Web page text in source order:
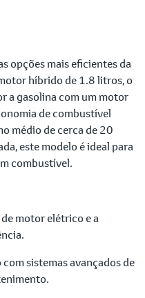
opções mais eficientes da
híbrido de 1.8 litros, o
a gasolina com um motor
de combustível
médio de cerca de 20
este modelo é ideal para
combustível.
motor elétrico e a
sistemas avançados de